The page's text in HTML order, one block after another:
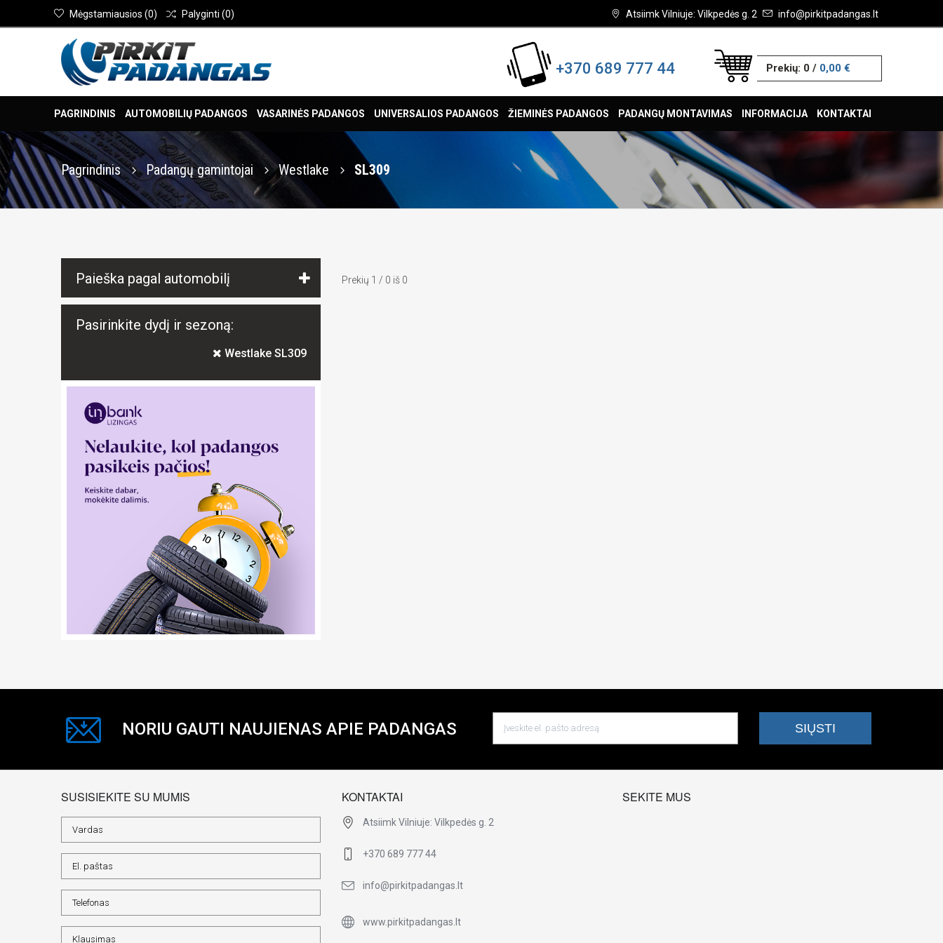
Atsiimk Vilniuje: Vilkpedės g. 2 info@pirkitpadangas.lt
Mėgstamiausios (0) Palyginti (0)
+370 689 777 44 Prekių: 0/ 0,00 €
PAGRINDINIS AUTOMOBILIŲ PADANGOS VASARINĖS PADANGOS UNIVERSALIOS PADANGOS ŽIEMINĖS PADANGOS PADANGŲ MONTAVIMAS INFORMACIJA KONTAKTAI
Pagrindinis Padangų gamintojai Westlake SL309
Paieška pagal automobilį
Pasirinkite dydį ir sezoną:
Westlake SL309
Prekių 1 / 0 iš 0
NORIU GAUTI NAUJIENAS APIE PADANGAS
SUSISIEKITE SU MUMIS KONTAKTAI
Atsiimk Vilniuje: Vilkpedės g. 2
+370 689 777 44
info@pirkitpadangas.lt
www.pirkitpadangas.lt
SEKITE MUS